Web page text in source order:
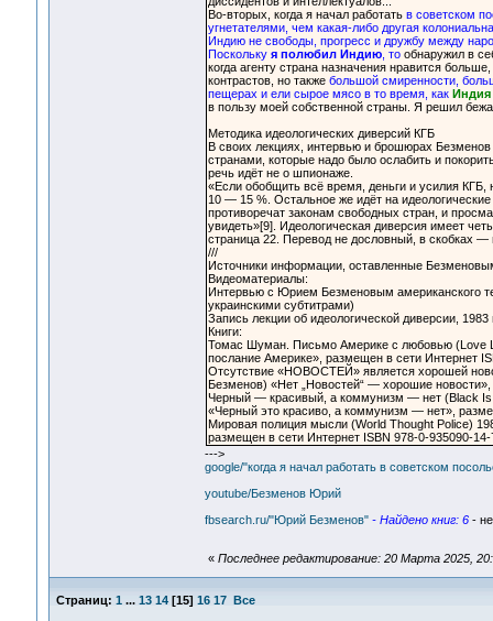
Во-вторых, когда я начал работать в советском
угнетателями, чем какая-либо другая
Индию не свободы, прогресс и дружбу между
Поскольку я полюбил Индию, тообнаружил в
когда агенту страна назначения нравится
контрастов, но также большой смиренности,
пещерах и ели сырое мясо в то время, как
в пользу моей собственной страны. Я решил
Методика идеологических диверсий КГБ
В своих лекциях, интервью и брошюрах
странами, которые надо было ослабить и
речь идёт не о шпионаже.
«Если обобщить всё время, деньги и усилия
10 — 15 %. Остальное же идёт на
противоречат законам свободных стран, и
увидеть»[9]. Идеологическая диверсия имеет
страница 22. Перевод не дословный, в скобках —
///
Источники информации, оставленные
Видеоматериалы:
Интервью с Юрием Безменовым американского
украинскими субтитрами)
Запись лекции об идеологической диверсии,
Книги:
Томас Шуман. Письмо Америке с любовью (Love
послание Америке», размещен в сети Интернет
Отсутствие «НОВОСТЕЙ» является хорошей
Безменов) «Нет „Новостей“ — хорошие
Черный — красивый, а коммунизм — нет (Black
«Черный это красиво, а коммунизм — нет»,
Мировая полиция мысли (World Thought Police)
размещен в сети Интернет ISBN 978-0-935090-14-
--->
google/"когда я начал работать в советском
youtube/Безменов Юрий
fbsearch.ru/"Юрий Безменов" - Найдено книг: 6-
« Последнее редактирование: 20 Марта 2025,
Страниц: 1 ... 13 14[15] 16 17 Все